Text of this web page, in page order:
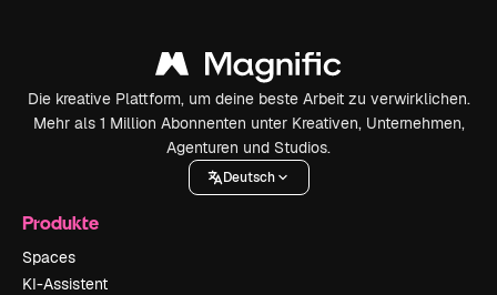
Die kreative Plattform, um deine beste Arbeit zu verwirklichen.
Mehr als 1 Million Abonnenten unter Kreativen, Unternehmen,
Agenturen und Studios.
Deutsch
Produkte
Spaces
KI-Assistent